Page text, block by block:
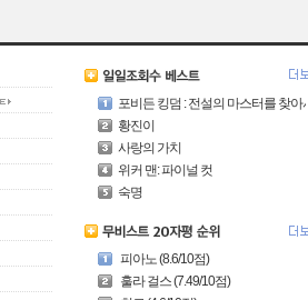
포비든 킹덤 : 전설의 마스터를 찾아서
황진이
사랑의 가치
위커 맨: 파이널 컷
숙명
피아노 (8.6/10점)
훌라 걸스 (7.49/10점)